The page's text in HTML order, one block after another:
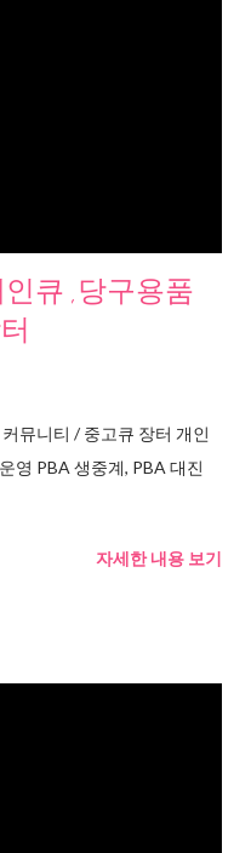
큐 ,당구용품
뮤니티 / 중고큐 장터 개인
영 PBA 생중계, PBA 대진
자세한 내용 보기